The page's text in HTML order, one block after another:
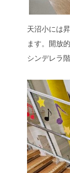
天沼小には
ます。開放
シンデレラ